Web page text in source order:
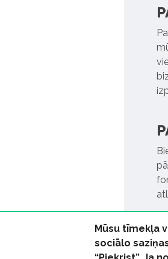
Mūsu tīmekļa
sociālo